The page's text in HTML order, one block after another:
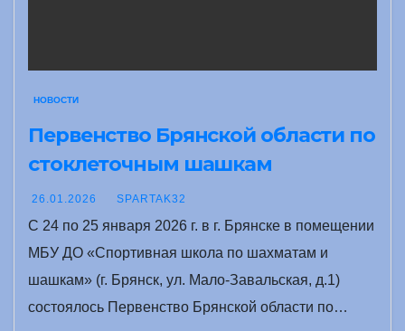
НОВОСТИ
Первенство Брянской области по
стоклеточным шашкам
26.01.2026 SPARTAK32
С 24 по 25 января 2026 г. в г. Брянске в помещении
МБУ ДО «Спортивная школа по шахматам и
шашкам» (г. Брянск, ул. Мало-Завальская, д.1)
состоялось Первенство Брянской области по…